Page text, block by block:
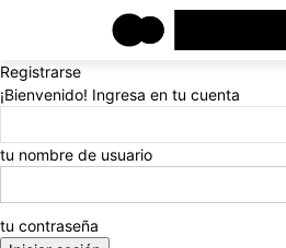
Registrarse
¡Bienvenido! Ingresa en tu cuenta
tu nombre de usuario
tu contraseña